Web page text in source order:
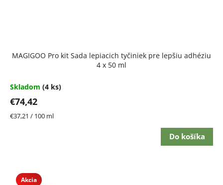
MAGIGOO Pro kit Sada lepiacich tyčiniek pre lepšiu adhéziu
4 x 50 ml
Skladom (4 ks)
€74,42
Jednotková
€37,21 / 100 ml
Do košíka
Akcia